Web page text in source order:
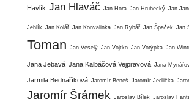
Havlík Jan Hlaváč Jan Hora Jan Hrubecký Jan
Jehlík Jan Kolář Jan Konvalinka Jan Rybář Jan Špaček Jan
Toman
Jan Veselý Jan Vojtko Jan Votýpka Jan
Jana Jebavá Jana Kalbáčová Vejpravová Jana
Jarmila Bednaříková Jaromír Beneš Jaromír Jedlička
Jaromír Šrámek Jaroslav Bílek Jaroslav